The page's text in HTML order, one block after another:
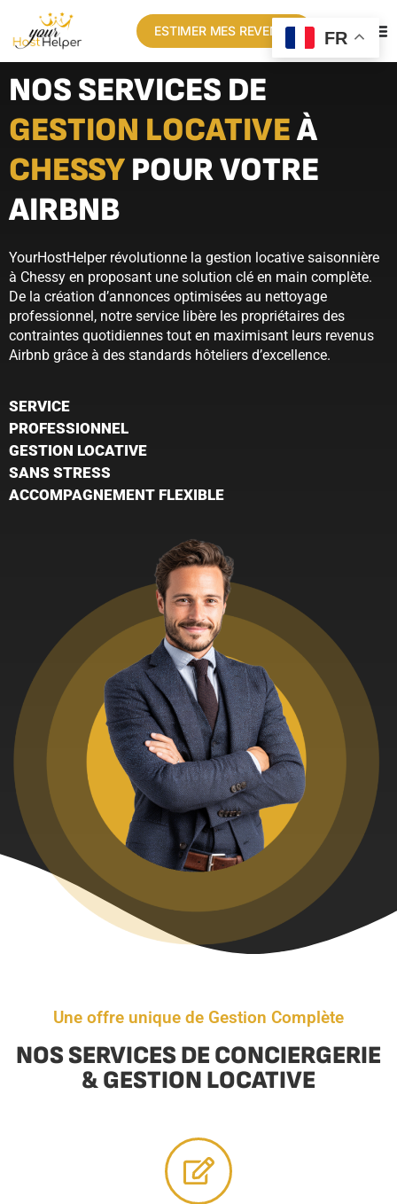
ESTIMER MES REVENUS
NOS SERVICES DE
GESTION LOCATIVEÀ
CHESSY POUR VOTRE
AIRBNB
YourHostHelper révolutionne la gestion locative saisonnière
à Chessy en proposant une solution clé en main complète.
De la création d’annonces optimisées au nettoyage
professionnel, notre service libère les propriétaires des
contraintes quotidiennes tout en maximisant leurs revenus
Airbnb grâce à des standards hôteliers d’excellence.
SERVICE
PROFESSIONNEL
GESTION LOCATIVE
SANS STRESS
ACCOMPAGNEMENT FLEXIBLE
Une offre unique de Gestion Complète
NOS SERVICES DE CONCIERGERIE
& GESTION LOCATIVE
FR